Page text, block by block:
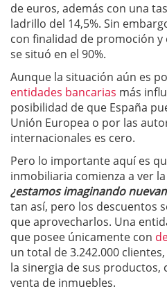
de euros, además con una
ladrillo del 14,5%. Sin
con finalidad de promoción
se situó en el 90%.
Aunque la situación aún es
entidades bancarias más
posibilidad de que España
Unión Europea o por las
internacionales es cero.
Pero lo importante aquí es
inmobiliaria comienza a ver
¿estamos imaginando
tan así, pero los descuentos
que aprovecharlos. Una
que posee únicamente con
un total de 3.242.000
la sinergia de sus productos,
venta de inmuebles.